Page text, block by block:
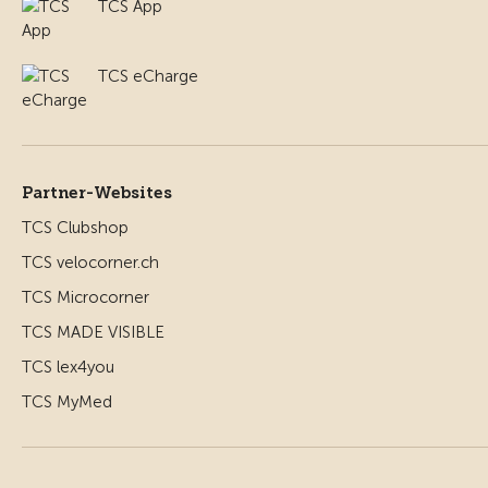
TCS App
TCS eCharge
Partner-Websites
TCS Clubshop
TCS velocorner.ch
TCS Microcorner
TCS MADE VISIBLE
TCS lex4you
TCS MyMed